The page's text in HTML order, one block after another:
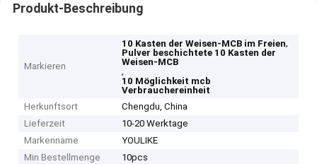
Produkt-Beschreibung
Markieren
10 Kasten der Weisen-MCB im Freien,
Pulver beschichtete 10 Kasten der
Weisen-MCB
,
10 Möglichkeit mcb
Verbrauchereinheit
Herkunftsort
Chengdu, China
Lieferzeit
10-20 Werktage
Markenname
YOULIKE
Min Bestellmenge
10pcs